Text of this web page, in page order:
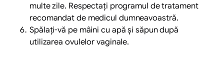
multe zile. Respectați programul de tratament
recomandat de medicul dumneavoastră.
Spălați-vă pe mâini cu apă și săpun după
utilizarea ovulelor vaginale.